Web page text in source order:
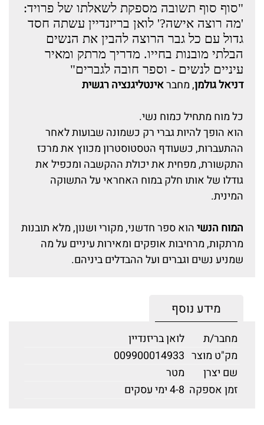
"סוף סוף תשובה מספקת לשאלתו של פרויד:
'מה רוצה אישה?' לואן בריזנדיין עשתה חסד
גדול עם כל גבר הרוצה להבין את הנשים
הבלתי מובנות בחייו. מדריך מרתק ומאיר
עיניים לנשים - וספר חובה לגברים"
דניאל גולמן, מחבראינטליגנציה רגשית
כל מוח מתחיל כמוח נשי.
הוא הופך להיות גברי רק כשמונה שבועות לאחר
ההתעברות, כשעודף הטסטוסטרון מכווץ את מרכז
התקשורת, מפחית את יכולת ההקשבה ומכפיל את
גודלו של אותו חלק במוח האחראי על התשוקה
המינית.
המוח הנשיהוא ספר חדשני, מקורי ושנון, מלא תובנות
מרתקות, מרחיבות אופקים ומאירות עיניים על מה
שמניע נשים וגברים ועל ההבדלים ביניהם.
מידע נוסף
מחבר/ת
לואן בריזנדיין
מק"ט מוצר 009900014933
שם יצרן
מטר
זמן אספקה 4-8 ימי עסקים